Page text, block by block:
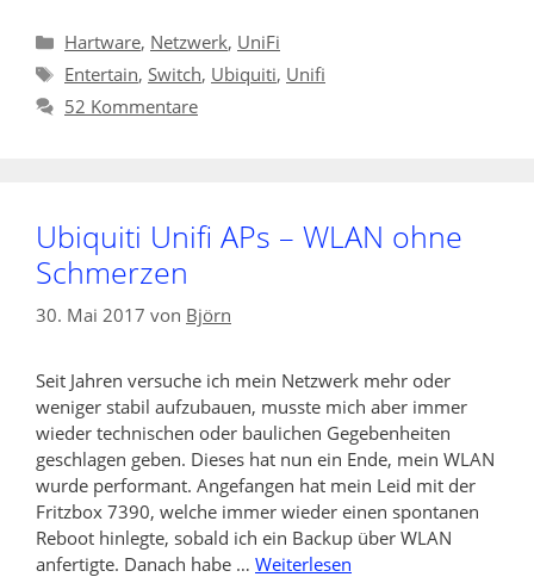
Kategorien
Hartware, Netzwerk, UniFi
Schlagwörter
Entertain, Switch, Ubiquiti, Unifi
52 Kommentare
Ubiquiti Unifi APs – WLAN ohne
Schmerzen
30. Mai 2017 von Björn
Seit Jahren versuche ich mein Netzwerk mehr oder
weniger stabil aufzubauen, musste mich aber immer
wieder technischen oder baulichen Gegebenheiten
geschlagen geben. Dieses hat nun ein Ende, mein WLAN
wurde performant. Angefangen hat mein Leid mit der
Fritzbox 7390, welche immer wieder einen spontanen
Reboot hinlegte, sobald ich ein Backup über WLAN
anfertigte. Danach habe … Weiterlesen